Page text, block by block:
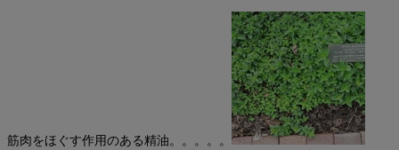
筋肉をほぐす作用のある精油。。。。。